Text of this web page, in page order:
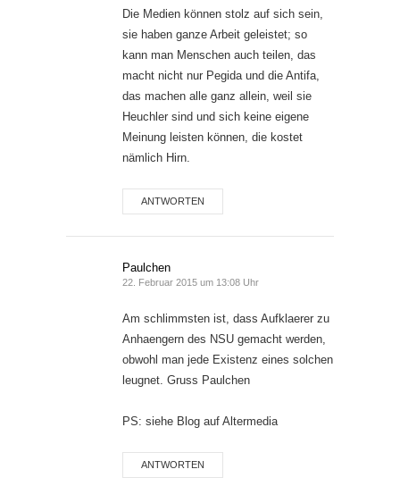
Die Medien können stolz auf sich sein,
sie haben ganze Arbeit geleistet; so
kann man Menschen auch teilen, das
macht nicht nur Pegida und die Antifa,
das machen alle ganz allein, weil sie
Heuchler sind und sich keine eigene
Meinung leisten können, die kostet
nämlich Hirn.
ANTWORTEN
Paulchen
22. Februar 2015 um 13:08 Uhr
Am schlimmsten ist, dass Aufklaerer zu
Anhaengern des NSU gemacht werden,
obwohl man jede Existenz eines solchen
leugnet. Gruss Paulchen
PS: siehe Blog auf Altermedia
ANTWORTEN